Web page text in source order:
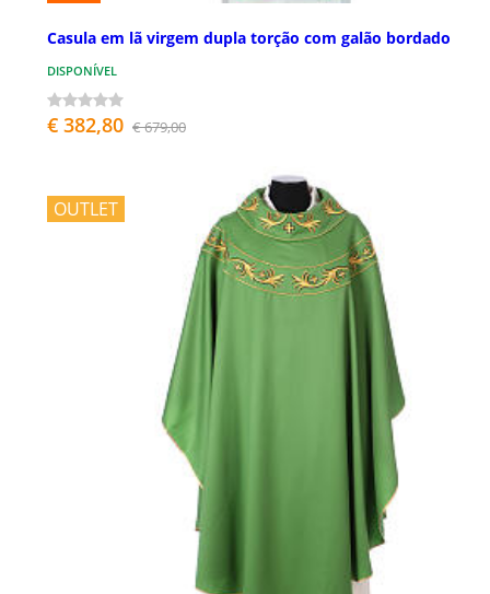
Casula em lã virgem dupla torção com galão bordado
DISPONÍVEL
€ 382,80 € 679,00
OUTLET